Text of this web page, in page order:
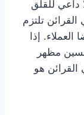
داعي للقلق
تلتزم
إذا
مظهر
هو